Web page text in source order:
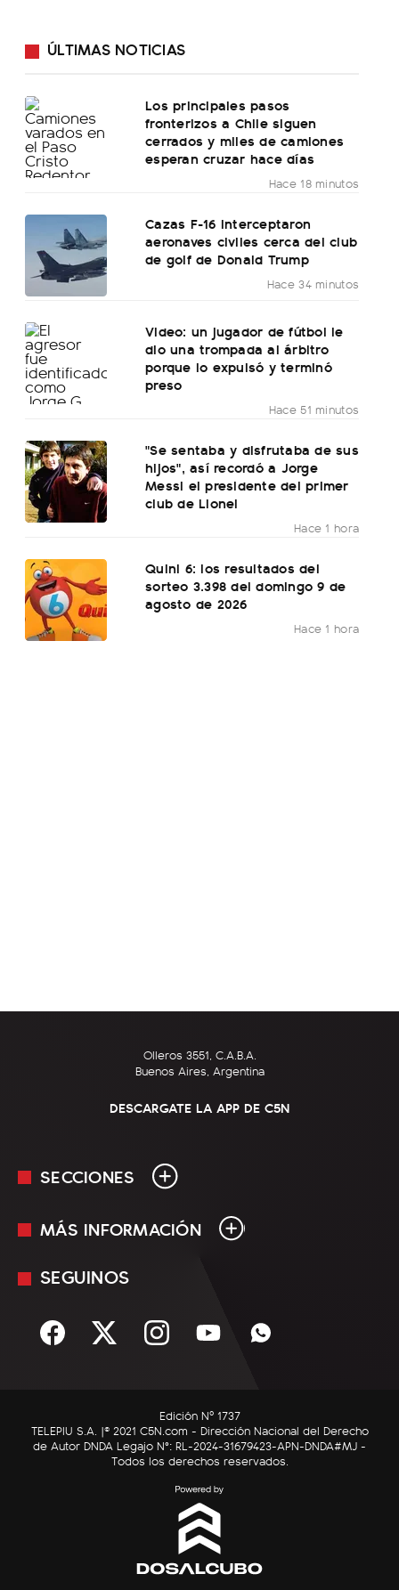
ÚLTIMAS NOTICIAS
Los principales pasos
fronterizos a Chile siguen
cerrados y miles de camiones
esperan cruzar hace días
Hace 18 minutos
Cazas F-16 interceptaron
aeronaves civiles cerca del club
de golf de Donald Trump
Hace 34 minutos
Video: un jugador de fútbol le
dio una trompada al árbitro
porque lo expulsó y terminó
preso
Hace 51 minutos
"Se sentaba y disfrutaba de sus
hijos", así recordó a Jorge
Messi el presidente del primer
club de Lionel
Hace 1 hora
Quini 6: los resultados del
sorteo 3.398 del domingo 9 de
agosto de 2026
Hace 1 hora
Olleros 3551, C.A.B.A.
Buenos Aires, Argentina
DESCARGATE LA APP DE C5N
SECCIONES
En Vivo
Sociedad
C5N Autos
RatingCero
MÁS INFORMACIÓN
Mediakit
Términos y condiciones
SEGUINOS
Edición Nº 1737
TELEPIU S.A. |© 2021 C5N.com - Dirección Nacional del Derecho
de Autor DNDA Legajo N°: RL-2024-31679423-APN-DNDA#MJ -
Todos los derechos reservados.